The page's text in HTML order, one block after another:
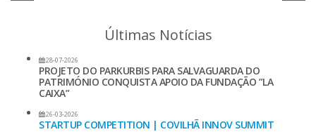
Últimas Notícias
28-07-2026
PROJETO DO PARKURBIS PARA SALVAGUARDA DO
PATRIMÓNIO CONQUISTA APOIO DA FUNDAÇÃO ”LA
CAIXA”
26-03-2026
STARTUP COMPETITION | COVILHÃ INNOV SUMMIT